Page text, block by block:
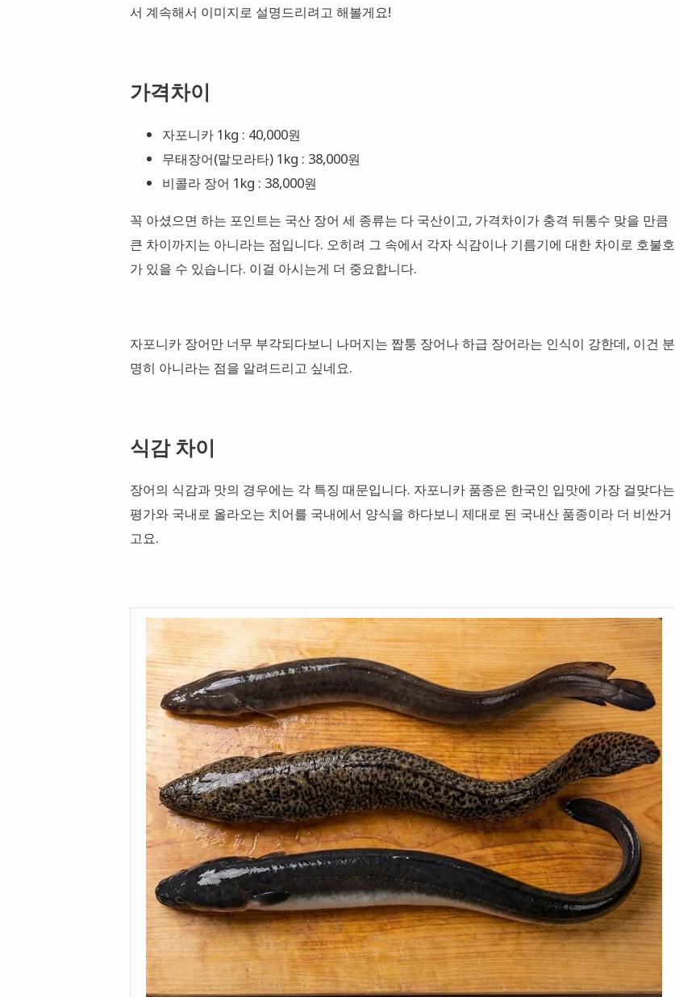
서 계속해서 이미지로 설명드리려고 해볼게요!
가격차이
자포니카 1kg : 40,000원
무태장어(말모라타) 1kg : 38,000원
비콜라 장어 1kg : 38,000원
꼭 아셨으면 하는 포인트는 국산 장어 세 종류는 다 국산이고, 가격차이가 충격 뒤통수 맞을 만큼
큰 차이까지는 아니라는 점입니다. 오히려 그 속에서 각자 식감이나 기름기에 대한 차이로 호불호
가 있을 수 있습니다. 이걸 아시는게 더 중요합니다.
자포니카 장어만 너무 부각되다보니 나머지는 짭퉁 장어나 하급 장어라는 인식이 강한데, 이건 분
명히 아니라는 점을 알려드리고 싶네요.
식감 차이
장어의 식감과 맛의 경우에는 각 특징 때문입니다. 자포니카 품종은 한국인 입맛에 가장 걸맞다는
평가와 국내로 올라오는 치어를 국내에서 양식을 하다보니 제대로 된 국내산 품종이라 더 비싼거
고요.